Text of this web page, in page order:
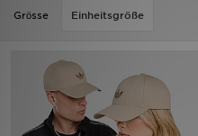
Grӧsse Einheitsgröße
Damen
Kinder